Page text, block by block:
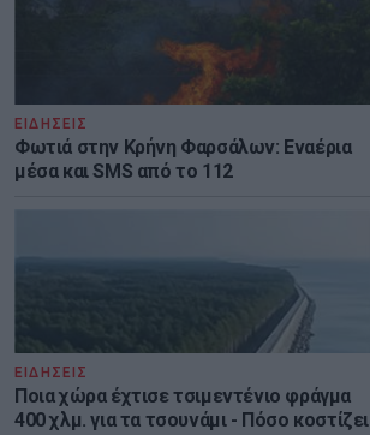
ΕΙΔΗΣΕΙΣ
Φωτιά στην Κρήνη Φαρσάλων: Εναέρια
μέσα και SMS από το 112
ΕΙΔΗΣΕΙΣ
Ποια χώρα έχτισε τσιμεντένιο φράγμα
400 χλμ. για τα τσουνάμι - Πόσο κοστίζει